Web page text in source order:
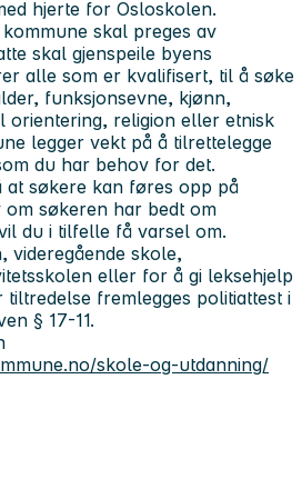
hjerte for Osloskolen.
skal preges av
skal gjenspeile byens
alle som er kvalifisert, til å søke
funksjonsevne, kjønn,
orientering, religion eller etnisk
legger vekt på å tilrettelegge
du har behov for det.
at søkere kan føres opp på
søkeren har bedt om
du i tilfelle få varsel om.
videregående skole,
eller for å gi leksehjelp
fremlegges politiattest i
§ 17-11.
skole-og-utdanning/